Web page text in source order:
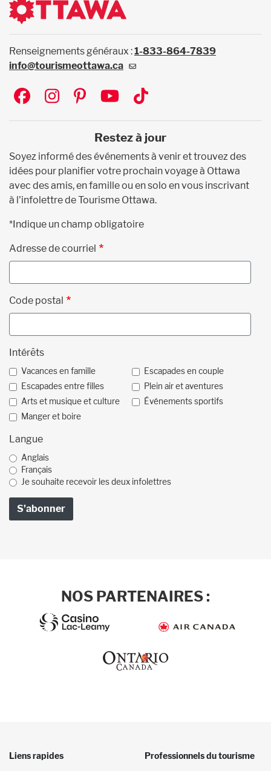
Renseignements généraux :1-833-864-7839
info@tourismeottawa.ca
Social
Restez à jour
Soyez informé des événements à venir et trouvez des
idées pour planifier votre prochain voyage à Ottawa
avec des amis, en famille ou en solo en vous inscrivant
à l'infolettre de Tourisme Ottawa.
*Indique un champ obligatoire
Adresse de courriel
Code postal
Intérêts
Vacances en famille
Escapades en couple
Escapades entre filles
Plein air et aventures
Arts et musique et culture
Événements sportifs
Manger et boire
Langue
Anglais
Français
Je souhaite recevoir les deux infolettres
NOS PARTENAIRES :
Liens rapides Professionnels du tourisme